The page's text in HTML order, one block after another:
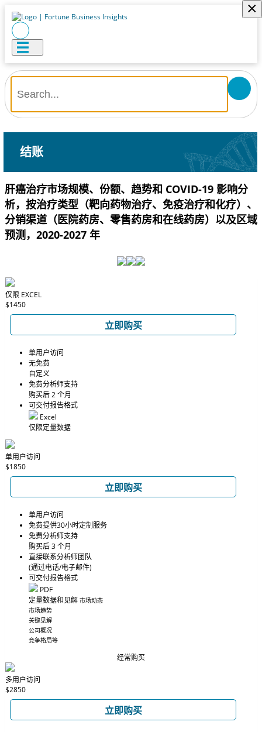
×
结账
肝癌治疗市场规模、份额、趋势和 COVID-19 影响分
析，按治疗类型（靶向药物治疗、免疫治疗和化疗）、
分销渠道（医院药房、零售药房和在线药房）以及区域
预测，2020-2027 年
仅限 EXCEL
$1450
立即购买
单用户访问
无免费
自定义
免费分析师支持
购买后 2 个月
可交付报告格式
Excel
仅限定量数据
单用户访问
$1850
立即购买
单用户访问
免费提供30小时定制服务
免费分析师支持
购买后 3 个月
直接联系分析师团队
(通过电话/电子邮件)
可交付报告格式
PDF
定量数据和见解 市场动态
市场趋势
关键见解
公司概况
竞争格局等
经常购买
多用户访问
$2850
立即购买